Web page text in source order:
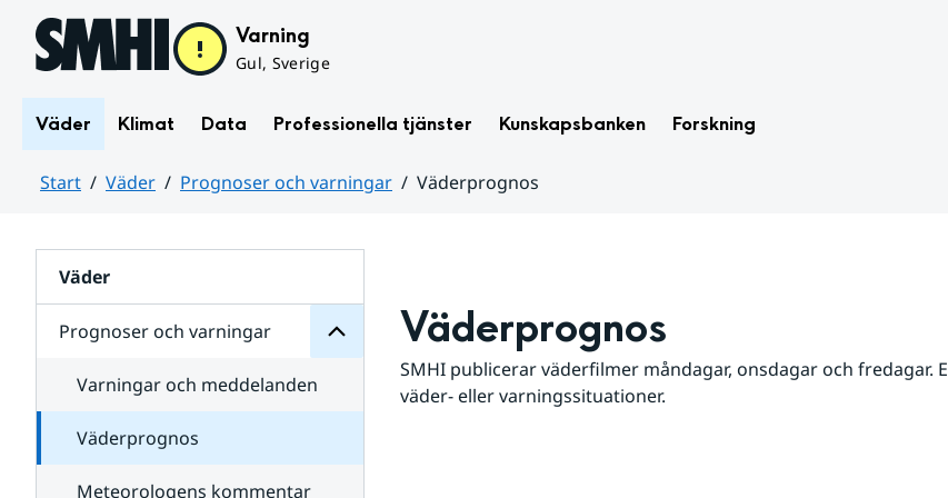
Hoppa till sidans innehåll Varning
Gul, Sverige
Väder Klimat Data Professionella tjänster Kunskapsbanken Forskning
Start Väder Prognoser och varningar
Väderprognos
Väder
Prognoser och varningar
för
varningar
Varningar och meddelanden
Väderprognos
Meteorologens kommentar
Väderprognos
SMHI publicerar väderfilmer måndagar, onsdagar och fredagar.
väder- eller varningssituationer.